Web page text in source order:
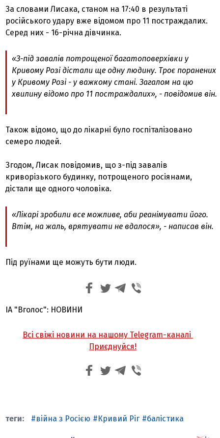
За словами Лисака, станом на 17:40 в результаті
російського удару вже відомом про 11 постраждалих.
Серед них - 16-річна дівчинка.
«З-під завалів потрощеної багатоповерхівки у
Кривому Розі дістали ще одну людину. Троє поранених
у Кривому Розі - у важкому стані. Загалом на цю
хвилину відомо про 11 постраждалих», - повідомив він.
Також відомо, що до лікарні було госпіталізовано
семеро людей.
Згодом, Лисак повідомив, що з-під завалів
криворізького будинку, потрощеного росіянами,
дістали ще одного чоловіка.
«Лікарі зробили все можливе, аби реанімувати його.
Втім, на жаль, врятувати не вдалося», - написав він.
Під руїнами ще можуть бути люди.
ІА "Вголос": НОВИНИ
Всі свіжі новини на нашому Telegram-каналі
Приєднуйся!
війна з Росією Кривий Ріг балістика